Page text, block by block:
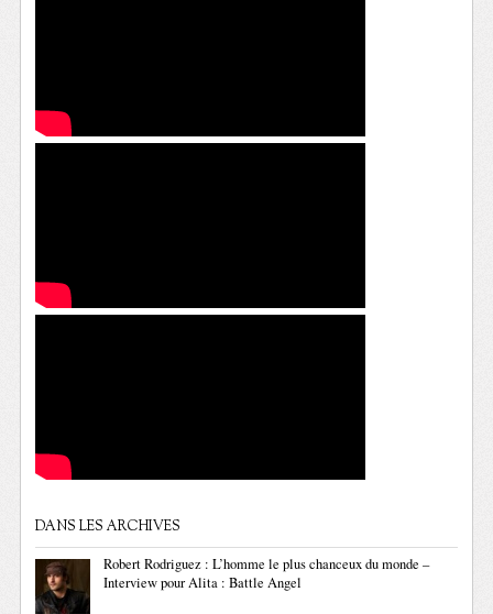
DANS LES ARCHIVES
Robert Rodriguez : L’homme le plus chanceux du monde –
Interview pour Alita : Battle Angel